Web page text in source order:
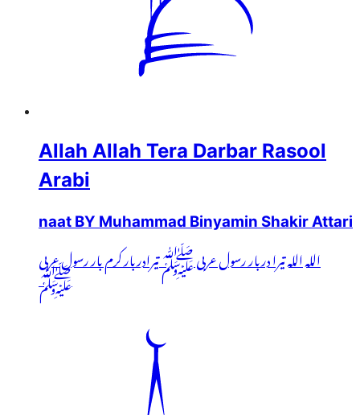
Allah Allah Tera Darbar Rasool
Arabi
naat BY Muhammad Binyamin Shakir Attari
اللہ اللہ تیرا دربار رسول عربی ﷺ تیرادربار کرم بار رسول عربی
ﷺ